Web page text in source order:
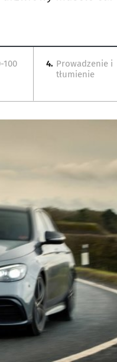
100 4. Prowadzenie i
tłumienie